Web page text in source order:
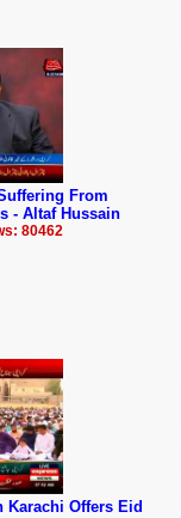
From
- Altaf Hussain
80462
Karachi Offers Eid